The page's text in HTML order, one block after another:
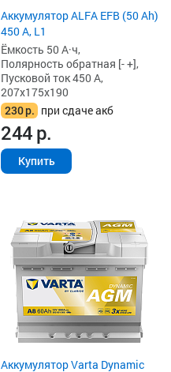
Аккумулятор ALFA EFB (50 Ah)
450 А, L1
Ёмкость 50 А·ч,
Полярность обратная [- +],
Пусковой ток 450 А,
207x175x190
230р. при сдаче акб
244р.
Купить
Аккумулятор Varta Dynamic